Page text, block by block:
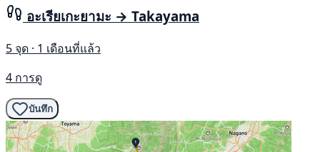
อะเรียเกะยามะ → Takayama
5 จุด · 1 เดือนที่แล้ว
4 การดู
บันทึก